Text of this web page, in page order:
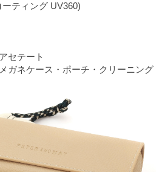
ティング UV360)
セテート
ガネケース・ポーチ・クリーニング